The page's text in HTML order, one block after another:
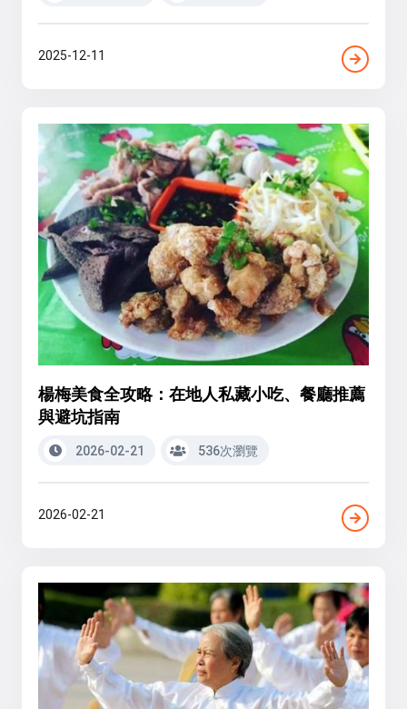
2025-12-11
楊梅美食全攻略：在地人私藏小吃、餐廳推薦
與避坑指南
2026-02-21 536次瀏覽
2026-02-21